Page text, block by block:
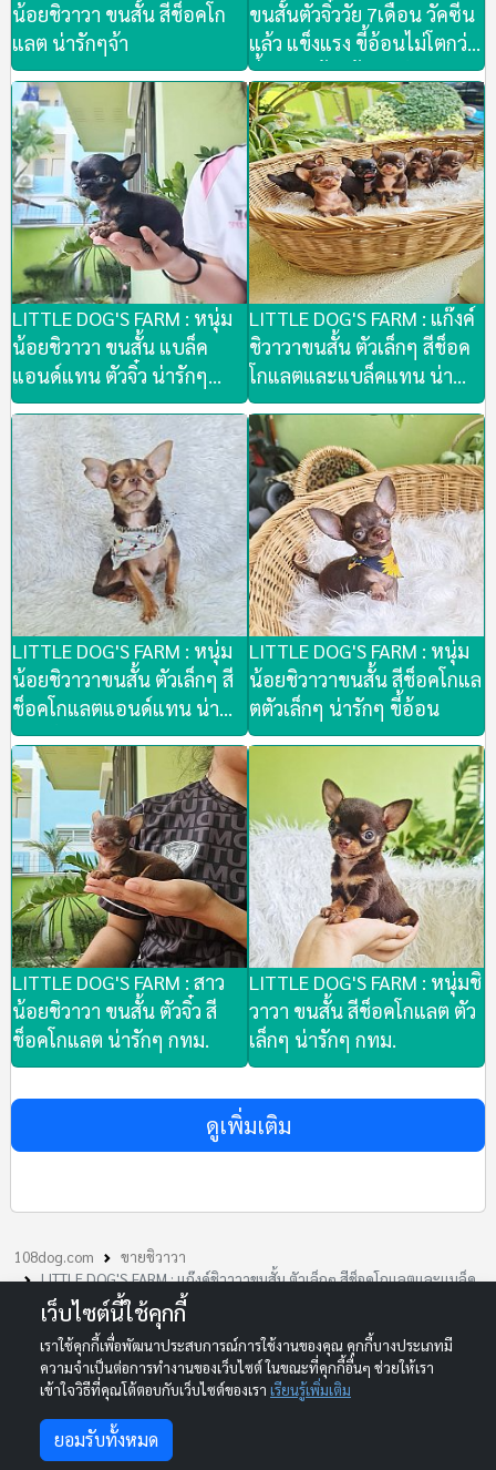
น้อยชิวาวา ขนสั้น สีช็อคโก
แลต น่ารักๆจ้า
ขนสั้นตัวจิ๋ววัย 7เดือน วัคซีน
แล้ว แข็งแรง ขี้อ้อนไม่โตกว่า
นี้เยอะแล้ว เข้าชมตัวจริงก่อน
ได้
LITTLE DOG'S FARM : หนุ่ม
น้อยชิวาวา ขนสั้น แบล็ค
แอนด์แทน ตัวจิ๋ว น่ารักๆ
กทม.
LITTLE DOG'S FARM : แก๊งค์
ชิวาวาขนสั้น ตัวเล็กๆ สีช็อค
โกแลตและแบล็คแทน น่า
รักๆคะ
LITTLE DOG'S FARM : หนุ่ม
น้อยชิวาวาขนสั้น ตัวเล็กๆ สี
ช็อคโกแลตแอนด์แทน น่า
รักๆจ้า
LITTLE DOG'S FARM : หนุ่ม
น้อยชิวาวาขนสั้น สีช็อคโกแล
ตตัวเล็กๆ น่ารักๆ ขี้อ้อน
LITTLE DOG'S FARM : สาว
น้อยชิวาวา ขนสั้น ตัวจิ๋ว สี
ช็อคโกแลต น่ารักๆ กทม.
LITTLE DOG'S FARM : หนุ่มชิ
วาวา ขนสั้น สีช็อคโกแลต ตัว
เล็กๆ น่ารักๆ กทม.
ดูเพิ่มเติม
108dog.com
ขายชิวาวา
LITTLE DOG'S FARM : แก๊งค์ชิวาวาขนสั้น ตัวเล็กๆ สีช็อคโกแลตและแบล็ค
แทน น่ารักๆคะ
เว็บไซต์นี้ใช้คุกกี้
เราใช้คุกกี้เพื่อพัฒนาประสบการณ์การใช้งานของคุณ คุกกี้บางประเภทมี
ความจำเป็นต่อการทำงานของเว็บไซต์ ในขณะที่คุกกี้อื่นๆ ช่วยให้เรา
เข้าใจวิธีที่คุณโต้ตอบกับเว็บไซต์ของเรา เรียนรู้เพิ่มเติม
ยอมรับทั้งหมด
© 2013-2026 108DOG.COM. All rights reserved.
Your One-Stop Marketplace for Dogs and Cats in Thailand
ติดต่อเรา Line : support-108dog